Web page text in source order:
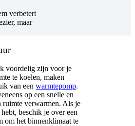
verbetert
maar
voordelig zijn voor je
te koelen, maken
van een warmtepomp.
op een snelle en
ruimte verwarmen. Als je
beschik je over een
om het binnenklimaat te